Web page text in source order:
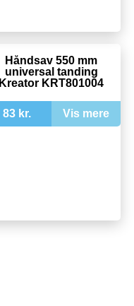
Håndsav 550 mm
universal tanding
Kreator KRT801004
83 kr. Vis mere